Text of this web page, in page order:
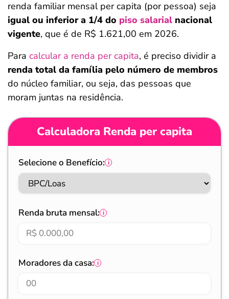
renda familiar mensal per capita (por pessoa) seja
igual ou inferior a 1/4 do piso salarial nacional
vigente, que é de R$ 1.621,00 em 2026.
Para calcular a renda per capita, é preciso dividir a
renda total da família pelo número de membros
do núcleo familiar, ou seja, das pessoas que
moram juntas na residência.
Calculadora Renda per capita
Selecione o Benefício:
Renda bruta mensal:
Moradores da casa: